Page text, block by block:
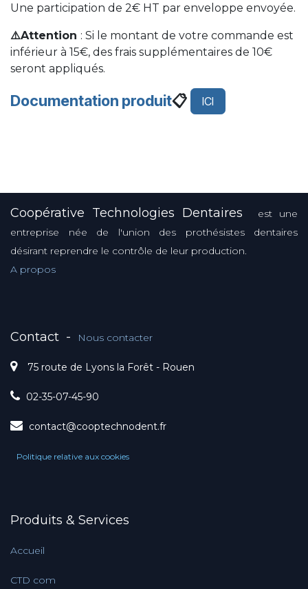
Une participation de 2€ HT par enveloppe envoyée.
⚠️Attention : Si le montant de votre commande est
inférieur à 15€, des frais supplémentaires de 10€
seront appliqués.
Documentation produit📋 ICI
Coopérative Technologies Dentaires
est une
entreprise née de l'union des prothésistes dentaires
désirant reprendre le contrôle de leur production.
A propos
Contact - Nous contacter
75 route de Lyons la Forêt - Rouen
02-35-07-45-90
contact@cooptechnodent.fr
Politique relative aux cookies
Produits & Services
Accueil
CTD com